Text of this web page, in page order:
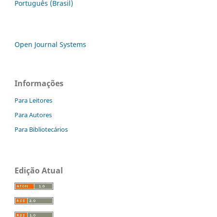
Português (Brasil)
Open Journal Systems
Informações
Para Leitores
Para Autores
Para Bibliotecários
Edição Atual